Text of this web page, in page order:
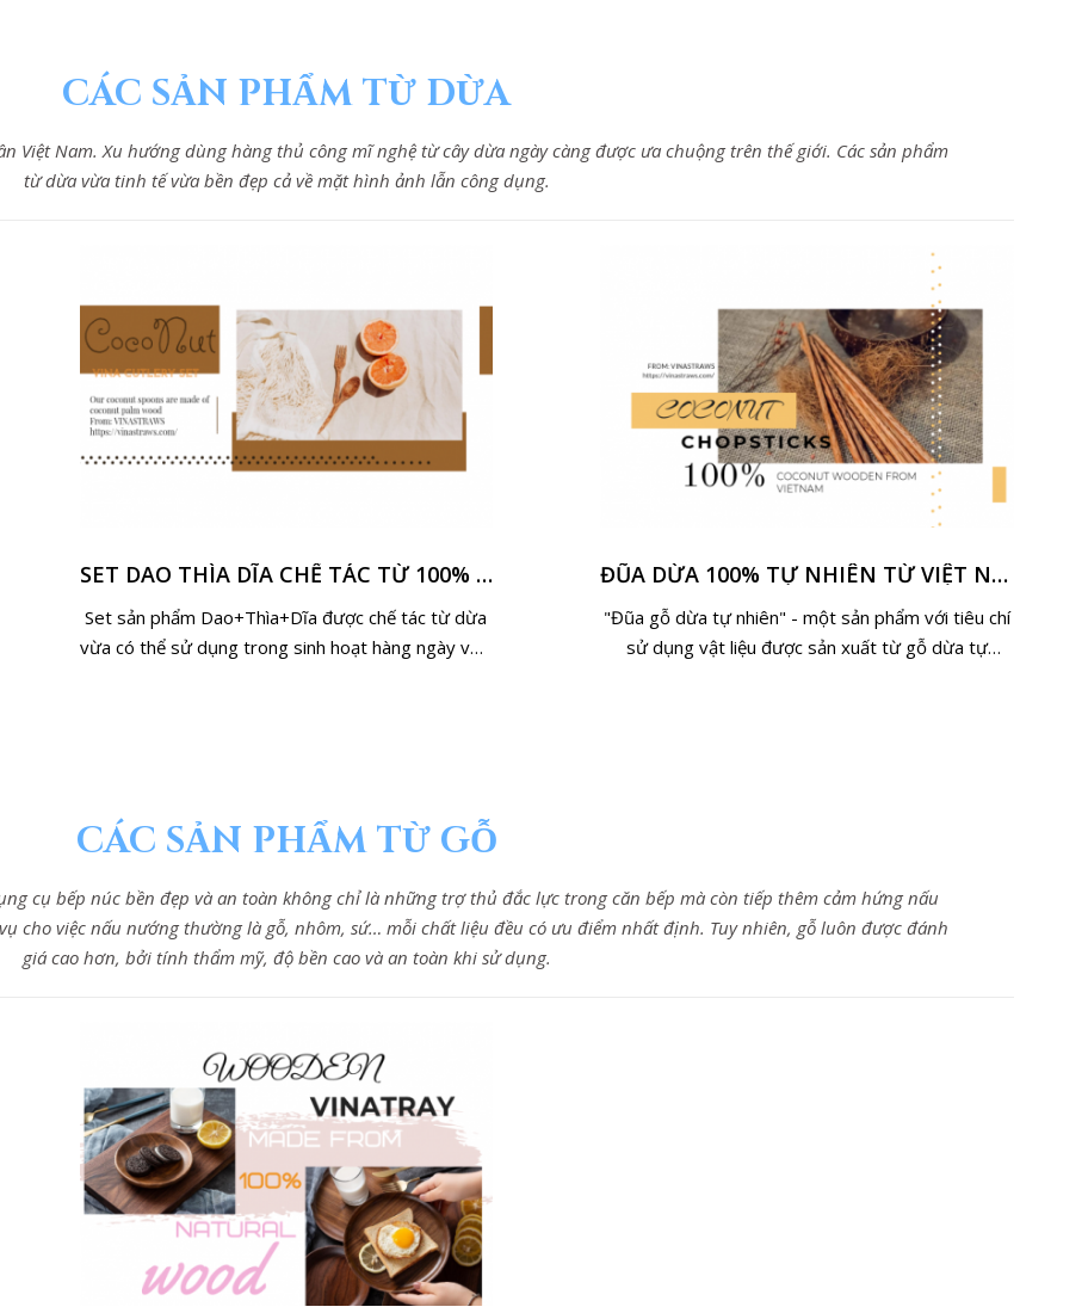
CÁC SẢN PHẨM TỪ DỪA
Việt Nam. Xu hướng dùng hàng thủ công mĩ nghệ từ cây dừa ngày càng được ưa chuộng trên thế giới. Các sản phẩm
từ dừa vừa tinh tế vừa bền đẹp cả về mặt hình ảnh lẫn công dụng.
SET DAO THÌA DĨA CHẾ TÁC TỪ 100% GỖ DỪA TỰ NHIÊN
Set sản phẩm Dao+Thìa+Dĩa được chế tác từ dừa
vừa có thể sử dụng trong sinh hoạt hàng ngày vừa
ĐŨA DỪA 100% TỰ NHIÊN TỪ VIỆT NAM
"Đũa gỗ dừa tự nhiên" - một sản phẩm với tiêu chí
sử dụng vật liệu được sản xuất từ gỗ dừa tự
CÁC SẢN PHẨM TỪ GỖ
cụ bếp núc bền đẹp và an toàn không chỉ là những trợ thủ đắc lực trong căn bếp mà còn tiếp thêm cảm hứng nấu
cho việc nấu nướng thường là gỗ, nhôm, sứ… mỗi chất liệu đều có ưu điểm nhất định. Tuy nhiên, gỗ luôn được đánh
giá cao hơn, bởi tính thẩm mỹ, độ bền cao và an toàn khi sử dụng.